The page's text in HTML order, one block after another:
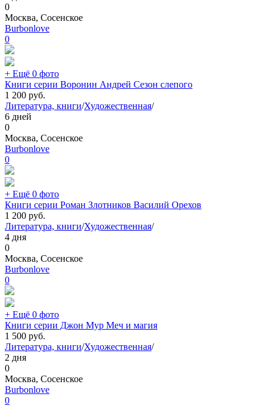
0
Москва, Сосенское
Burbonlove
0
+ Ещё 0 фото
Книги серии Воронин Андрей Сезон слепого
1 200 руб.
Литература, книги/Художественная/
6 дней
0
Москва, Сосенское
Burbonlove
0
+ Ещё 0 фото
Книги серии Роман Злотников Василий Орехов
1 200 руб.
Литература, книги/Художественная/
4 дня
0
Москва, Сосенское
Burbonlove
0
+ Ещё 0 фото
Книги серии Джон Мур Меч и магия
1 500 руб.
Литература, книги/Художественная/
2 дня
0
Москва, Сосенское
Burbonlove
0